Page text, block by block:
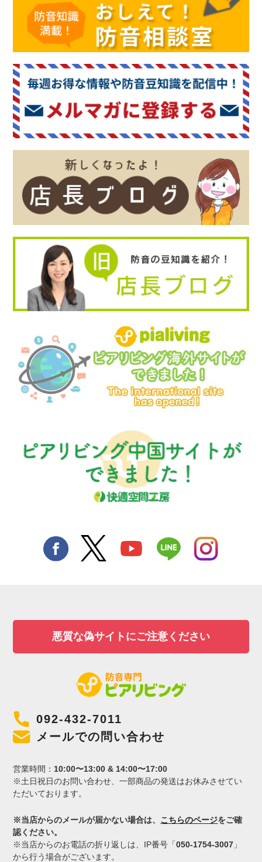
悪質な偽サイトにご注意ください
092-432-7011
メールでの問い合わせ
営業時間： 10:00〜13:00 & 14:00〜17:00
※土日祝日のお問い合わせ、一部商品の発送はお休みさせてい
ただいております。
※当店からのメールが届かない場合は、 こちらのページをご確
認ください。
※当店からのお電話の折り返しは、IP番号「050-1754-3007 」
から行う場合がございます。